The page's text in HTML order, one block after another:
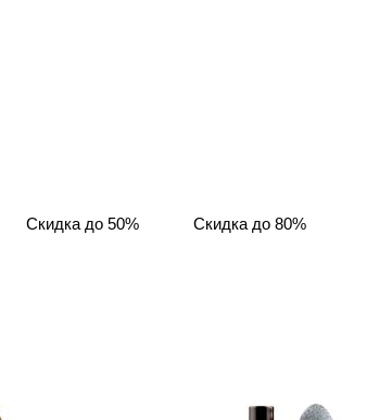
Скидка до 50% Скидка до 80%